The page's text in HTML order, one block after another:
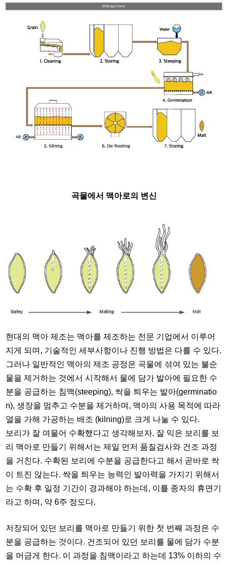
곡물에서 맥아로의 변신
현대의 맥아 제조는 맥아를 제조하는 전문 기업에서 이루어
지게 되며, 기술적인 세부사항이나 진행 방법은 다를 수 있다.
그러나 일반적인 맥아의 제조 공정은 곡물에 섞여 있는 불순
물을 제거하는 것에서 시작해서 물에 담가 발아에 필요한 수
분을 공급하는 침맥(steeping), 싹을 틔우는 발아(germinatio
n), 생장을 멈추고 수분을 제거하며, 맥아의 사용 목적에 따라
열을 가해 가공하는 배조 (kilning)로 크게 나눌 수 있다.
보리가 잘 여물어 수확했다고 생각해보자. 잘 익은 보리를 보
리 맥아로 만들기 위해서는 제일 먼저 품질검사와 건조 과정
을 거친다. 수확된 보리에 수분을 공급한다고 해서 곧바로 싹
이 트진 않는다. 싹을 틔우는 능력인 발아력을 가지기 위해서
는 수확 후 일정 기간이 경과해야 하는데, 이를 종자의 휴면기
라고 하며, 약 6주 정도다.
저장되어 있던 보리를 맥아로 만들기 위한 첫 번째 과정은 수
분을 공급하는 것이다. 건조되어 있던 보리를 물에 담가 수분
을 머금게 한다. 이 과정을 침맥이라고 하는데 13% 이하의 수